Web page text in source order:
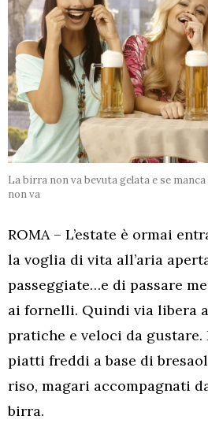
La birra non va bevuta gelata e se manca
non va
ROMA – L’estate è ormai
la voglia di vita all’aria
passeggiate…e di passare
ai fornelli. Quindi via libera
pratiche e veloci da gustare.
piatti freddi a base di
riso, magari accompagnati
birra.